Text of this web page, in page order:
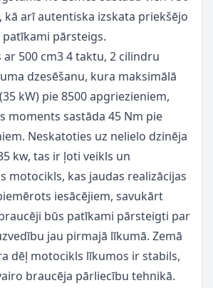
arī autentiska izskata priekšējo
patīkami pārsteigs.
500 cm3 4 taktu, 2 cilindru
dzesēšanu, kura maksimālā
kW) pie 8500 apgriezieniem,
moments sastāda 45 Nm pie
Neskatoties uz nelielo dzinēja
kw, tas ir ļoti veikls un
motocikls, kas jaudas realizācijas
iesācējiem, savukārt
būs patīkami pārsteigti par
jau pirmajā līkumā. Zemā
dēļ motocikls līkumos ir stabils,
braucēja pārliecību tehnikā.